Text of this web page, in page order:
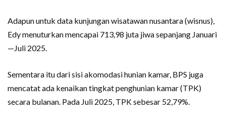
Adapun untuk data kunjungan wisatawan nusantara (wisnus),
Edy menuturkan mencapai 713,98 juta jiwa sepanjang Januari
—Juli 2025.
Sementara itu dari sisi akomodasi hunian kamar, BPS juga
mencatat ada kenaikan tingkat penghunian kamar (TPK)
secara bulanan. Pada Juli 2025, TPK sebesar 52,79%.